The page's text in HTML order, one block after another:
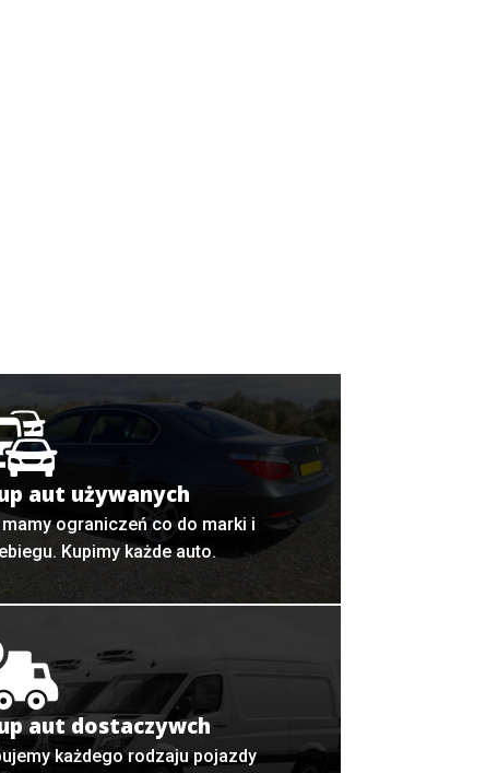
aut używanych
mamy ograniczeń co do marki i
Kupimy każde auto.
aut dostaczywch
każdego rodzaju pojazdy